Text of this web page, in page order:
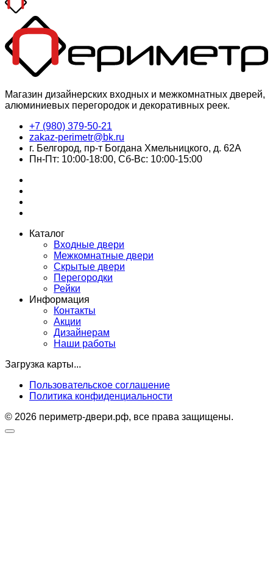
Магазин дизайнерских входных и межкомнатных дверей,
алюминиевых перегородок и декоративных реек.
+7 (980) 379-50-21
zakaz-perimetr@bk.ru
г. Белгород, пр-т Богдана Хмельницкого, д. 62А
Пн-Пт: 10:00-18:00, Сб-Вс: 10:00-15:00
Каталог
Входные двери
Межкомнатные двери
Скрытые двери
Перегородки
Рейки
Информация
Контакты
Акции
Дизайнерам
Наши работы
Загрузка карты...
Пользовательское соглашение
Политика конфиденциальности
© 2026 периметр-двери.рф, все права защищены.